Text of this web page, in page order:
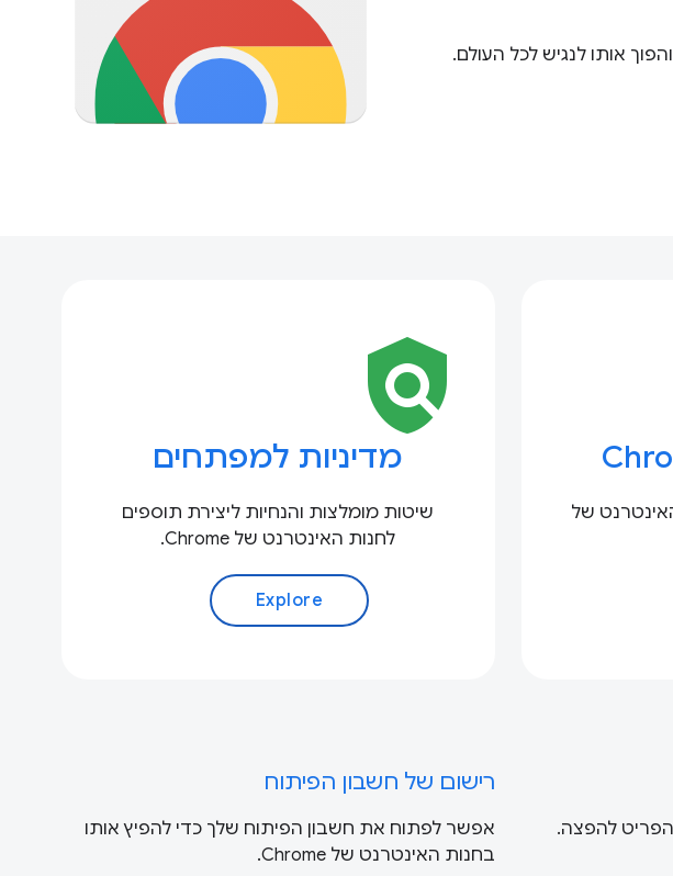
אותו לנגיש לכל העולם.
של
policy
מדיניות למפתחים
שיטות מומלצות והנחיות ליצירת תוספים
לחנות האינטרנט של Chrome.
Explore
הפריט להפצה.
רישום של חשבון הפיתוח
אפשר לפתוח את חשבון הפיתוח שלך כדי להפיץ אותו
בחנות האינטרנט של Chrome.